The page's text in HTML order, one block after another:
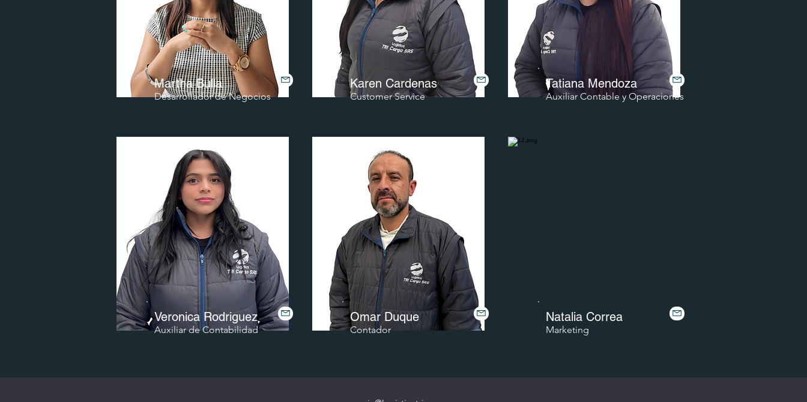
Martha Bulla
Desarrollador de Negocios
Veronica Rodriguez
Auxiliar de Contabilidad
Karen Cardenas
Customer Service
Omar Duque
Contador
​Tatiana Mendoza
Auxiliar Contable y Operaciones
Natalia Correa
Marketing